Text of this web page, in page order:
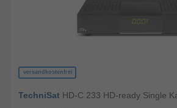
versandkostenfrei
TechniSat HD-C 233 HD-ready Single